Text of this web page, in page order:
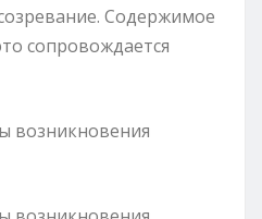
Содержимое
сопровождается